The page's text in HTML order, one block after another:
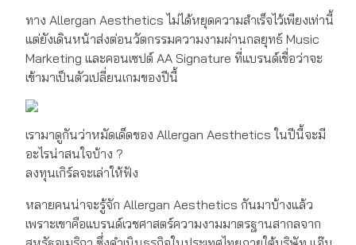
ทาง Allergan Aesthetics ไม่ได้หยุดความสำเร็จไว้เพียงเท่านี้
แต่ยังเดินหน้าส่งต่อนวัตกรรมความงามผ่านกลยุทธ์ Music
Marketing และคอนเซปต์ AA Signature ที่แบรนด์เชื่อว่าจะ
เข้ามาเป็นตัวเปลี่ยนเกมของปีนี้
เรามาดูกันว่าหมัดเด็ดของ Allergan Aesthetics ในปีนี้จะมี
อะไรน่าสนใจบ้าง ?
ลงทุนเกิร์ลจะเล่าให้ฟัง
หลายคนน่าจะรู้จัก Allergan Aesthetics กันมาบ้างแล้ว
เพราะเขาคือแบรนด์เวชศาสตร์ความงามมาตรฐานสากลจาก